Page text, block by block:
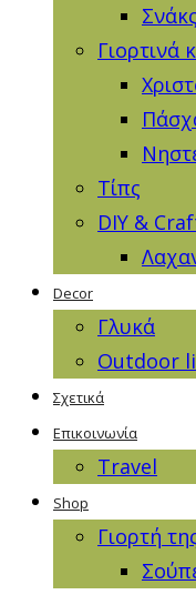
Σνάκς
Γιορτινά
Τίπς
DIY &
Decor
Γλυκά
Outdoor
Σχετικά
Επικοινωνία
Travel
Shop
Γιορτή